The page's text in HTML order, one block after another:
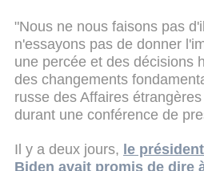
"Nous ne nous faisons pas
n'essayons pas de donner
une percée et des décisions
des changements
russe des Affaires
durant une conférence de
Il y a deux jours, le
Biden avait promis de dire